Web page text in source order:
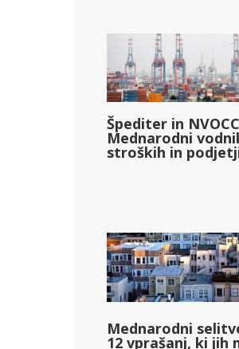
Špediter in NVOCC
Mednarodni
stroških in
Mednarodni
12 vprašanj, ki jih